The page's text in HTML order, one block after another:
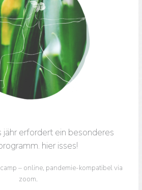
jähr erfordert ein besonderes
hier isses!
– online, pandemie-kompatibel via
zoom.